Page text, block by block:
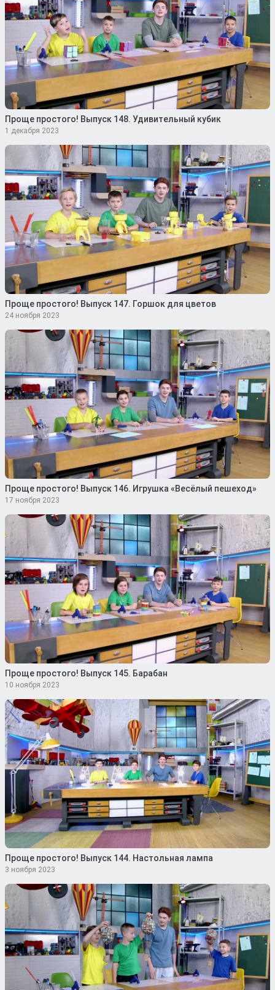
Проще простого! Выпуск 148. Удивительный кубик
1 декабря 2023
Проще простого! Выпуск 147. Горшок для цветов
24 ноября 2023
Проще простого! Выпуск 146. Игрушка «Весёлый пешеход»
17 ноября 2023
Проще простого! Выпуск 145. Барабан
10 ноября 2023
Проще простого! Выпуск 144. Настольная лампа
3 ноября 2023